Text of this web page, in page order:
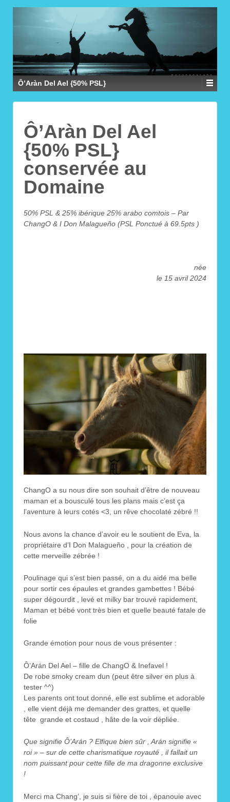
Ô’Aràn Del Ael {50% PSL}
Ô’Aràn Del Ael
{50% PSL}
conservée au
Domaine
50% PSL & 25% ibérique 25% arabo comtois – Par
ChangO & I Don Malagueño (PSL Ponctué à 69.5pts )
née
le 15 avril 2024
ChangO a su nous dire son souhait d’être de nouveau
maman et a bousculé tous les plans mais c’est ça
l’aventure à leurs cotés <3, un rêve chocolaté zébré !!
Nous avons la chance d’avoir eu le soutient de Eva, la
propriétaire d’I Don Malagueño , pour la création de
cette merveille zébrée !
Poulinage qui s’est bien passé, on a du aidé ma belle
pour sortir ces épaules et grandes gambettes ! Bébé
super dégourdit , levé et milky bar trouvé rapidement,
Maman et bébé vont très bien et quelle beauté fatale de
folie
Grande émotion pour nous de vous présenter :
Ô’Arán Del Ael – fille de ChangO & Inefavel !
De robe smoky cream dun (peut être silver en plus à
tester ^^)
Les parents ont tout donné, elle est sublime et adorable
, elle vient déjà me demander des grattes, et quelle
tête grande et costaud , hâte de la voir dépliée.
Que signifie Ô’Arán ? Elfique bien sûr , Arán signifie «
roi » – sur de cette charismatique royauté , il fallait un
nom puissant pour cette fille de ma dragonne exclusive
!
Merci ma Chang’, je suis si fière de toi , épanouie avec